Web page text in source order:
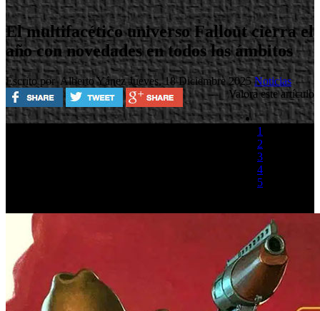
El multifacético universo Fallout cierra el
año con novedades en todos los ámbitos
Escrito por Alberto YánezJueves, 18 Diciembre 2025Noticias
Valora este artículo
1
2
3
4
5